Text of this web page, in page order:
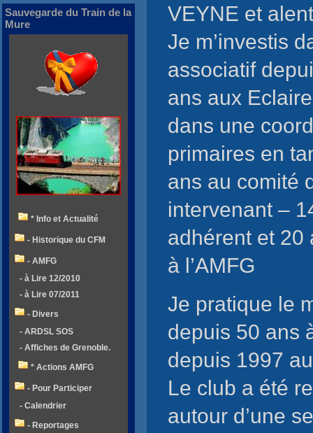
VEYNE et
Je m’investis
associatif
ans aux
dans une
primaires en
ans au comité
intervenant –
adhérent et 20
à l’AMFG
Je pratique le
depuis 50 ans
depuis 1997
Le club a été
autour d’une
Sauvegarde du Train de la
Mure
* Info et Actualité
- Historique du CFM
- AMFG
- à Lire 12/2010
- à Lire 07/2011
- Divers
- ARDSL SOS
- Affiches de Grenoble.
* Actions AMFG
- Pour Participer
- Calendrier
- Reportages